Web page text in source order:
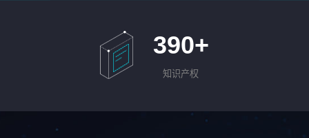
390+
知识产权